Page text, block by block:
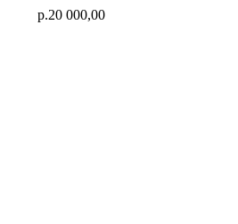
р.20 000,00